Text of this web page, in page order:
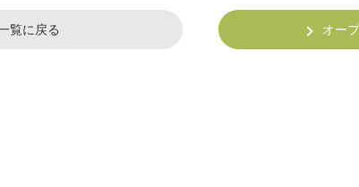
覧に戻る オー